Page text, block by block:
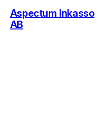
Aspectum Inkasso
AB